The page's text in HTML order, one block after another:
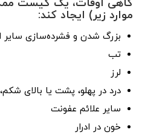
گاهی اوقات، یک کیست
موارد زیر) ایجاد کند:
بزرگ شدن و فشرده‌سازی سایر
تب
لرز
درد در پهلو، پشت یا بالای شکم،
سایر علائم عفونت
خون در ادرار